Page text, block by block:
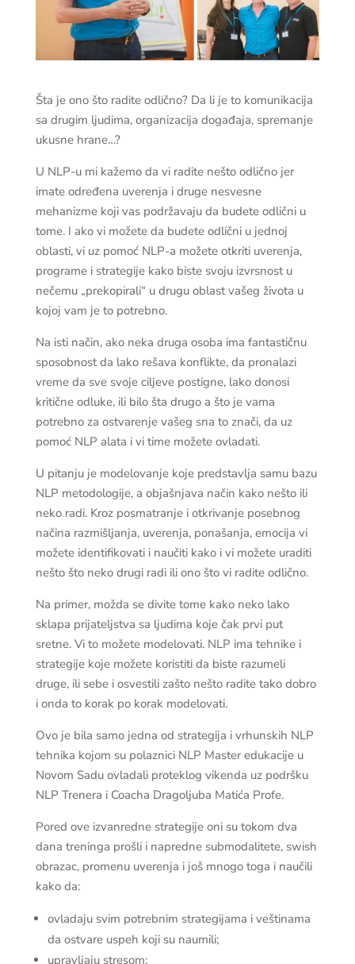
Šta je ono što radite odlično? Da li je to komunikacija
sa drugim ljudima, organizacija događaja, spremanje
ukusne hrane…?
U NLP-u mi kažemo da vi radite nešto odlično jer
imate određena uverenja i druge nesvesne
mehanizme koji vas podržavaju da budete odlični u
tome. I ako vi možete da budete odlični u jednoj
oblasti, vi uz pomoć NLP-a možete otkriti uverenja,
programe i strategije kako biste svoju izvrsnost u
nečemu „prekopirali“ u drugu oblast vašeg života u
kojoj vam je to potrebno.
Na isti način, ako neka druga osoba ima fantastičnu
sposobnost da lako rešava konflikte, da pronalazi
vreme da sve svoje ciljeve postigne, lako donosi
kritične odluke, ili bilo šta drugo a što je vama
potrebno za ostvarenje vašeg sna to znači, da uz
pomoć NLP alata i vi time možete ovladati.
U pitanju je modelovanje koje predstavlja samu bazu
NLP metodologije, a objašnjava način kako nešto ili
neko radi. Kroz posmatranje i otkrivanje posebnog
načina razmišljanja, uverenja, ponašanja, emocija vi
možete identifikovati i naučiti kako i vi možete uraditi
nešto što neko drugi radi ili ono što vi radite odlično.
Na primer, možda se divite tome kako neko lako
sklapa prijateljstva sa ljudima koje čak prvi put
sretne. Vi to možete modelovati. NLP ima tehnike i
strategije koje možete koristiti da biste razumeli
druge, ili sebe i osvestili zašto nešto radite tako dobro
i onda to korak po korak modelovati.
Ovo je bila samo jedna od strategija i vrhunskih NLP
tehnika kojom su polaznici NLP Master edukacije u
Novom Sadu ovladali proteklog vikenda uz podršku
NLP Trenera i Coacha Dragoljuba Matića Profe.
Pored ove izvanredne strategije oni su tokom dva
dana treninga prošli i napredne submodalitete, swish
obrazac, promenu uverenja i još mnogo toga i naučili
kako da:
ovladaju svim potrebnim strategijama i veštinama
da ostvare uspeh koji su naumili;
upravljaju stresom;